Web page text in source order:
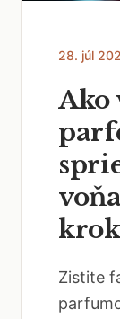
28. júl
Ako
Zistite